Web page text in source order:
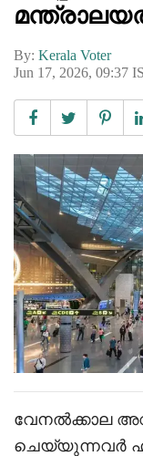
By: Kerala Voter
Jun 17, 2026, 09:37
വേനൽക്കാല
ചെയ്യുന്നവർ